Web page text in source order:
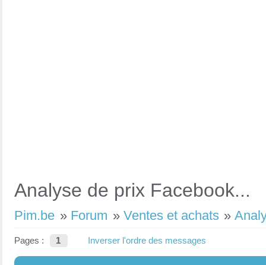
Analyse de prix Facebook...
Pim.be » Forum » Ventes et achats »
Pages : 1 Inverser l'ordre des messages